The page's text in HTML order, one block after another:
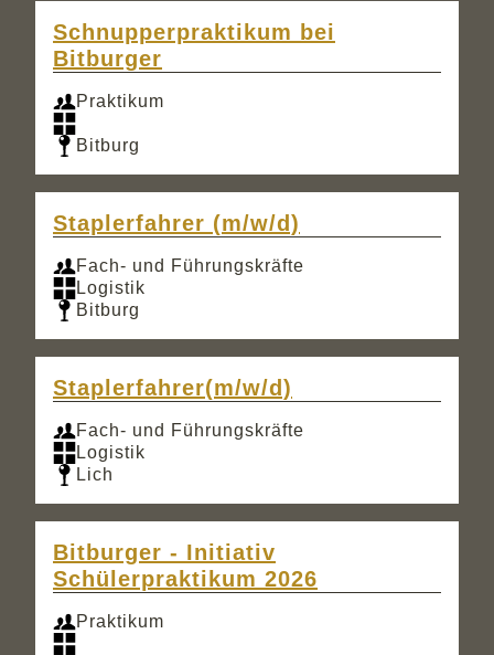
Schnupperpraktikum bei
Bitburger
Praktikum
Bitburg
Staplerfahrer (m/w/d)
Fach- und Führungskräfte
Logistik
Bitburg
Staplerfahrer(m/w/d)
Fach- und Führungskräfte
Logistik
Lich
Bitburger - Initiativ
Schülerpraktikum 2026
Praktikum